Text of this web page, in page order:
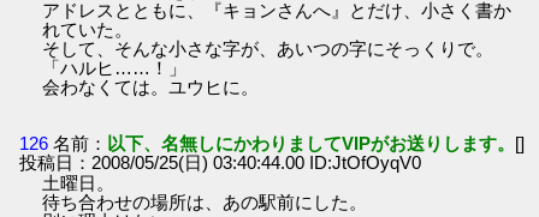
アドレスとともに、『キョンさんへ』とだけ、小さく書か
れていた。
そして、そんな小さな字が、あいつの字にそっくりで。
「ハルヒ……！」
会わなくては。ユウヒに。
126 名前： 以下、名無しにかわりましてVIPがお送りします。 []
投稿日：2008/05/25(日) 03:40:44.00 ID:JtOfOyqV0
土曜日。
待ち合わせの場所は、あの駅前にした。